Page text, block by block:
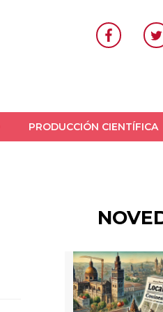
PRODUCCIÓN CIENTÍFICA